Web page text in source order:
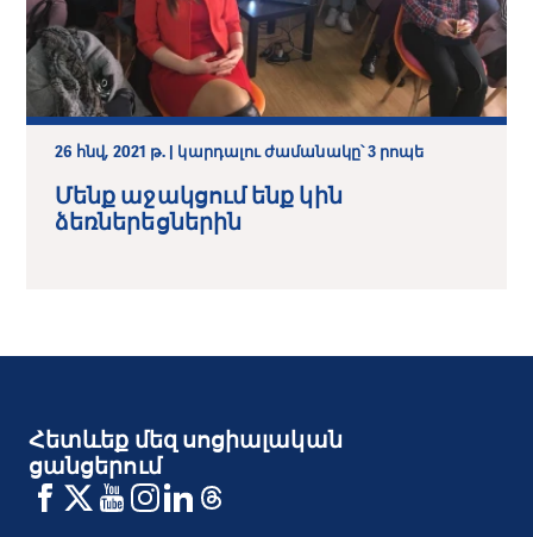
26 հնվ, 2021 թ. | կարդալու ժամանակը՝ 3 րոպե
Մենք աջակցում ենք կին
ձեռներեցներին
Հետևեք մեզ սոցիալական
ցանցերում